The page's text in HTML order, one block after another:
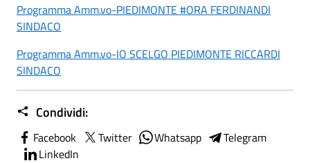
Programma Amm.vo-PIEDIMONTE #ORA FERDINANDI
SINDACO
Programma Amm.vo-IO SCELGO PIEDIMONTE RICCARDI
SINDACO
Condividi:
Facebook Twitter Whatsapp
Telegram
LinkedIn